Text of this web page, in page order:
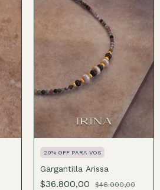
20% OFF PARA VOS
Gargantilla Arissa
$36.800,00 $46.000,00